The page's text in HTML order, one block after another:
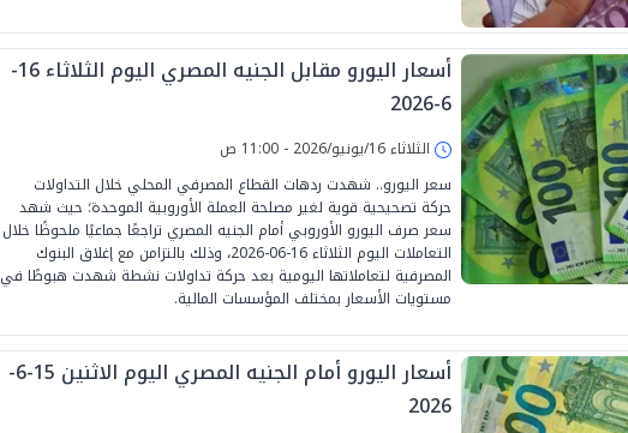
أسعار اليورو مقابل الجنيه المصري اليوم الثلاثاء 16-
6-2026
الثلاثاء 16/يونيو/2026 - 11:00 ص
سعر اليورو.. شهدت ردهات القطاع المصرفي المحلي خلال التداولات
حركة تصحيحية قوية لغير مصلحة العملة الأوروبية الموحدة؛ حيث شهد
سعر صرف اليورو الأوروبي أمام الجنيه المصري تراجعًا جماعيًا ملحوظًا خلال
التعاملات اليوم الثلاثاء 16-06-2026، وذلك بالتزامن مع إغلاق البنوك
المصرفية لتعاملاتها اليومية بعد حركة تداولات نشطة شهدت هبوطًا في
مستويات الأسعار بمختلف المؤسسات المالية.
أسعار اليورو أمام الجنيه المصري اليوم الاثنين 15-6-
2026